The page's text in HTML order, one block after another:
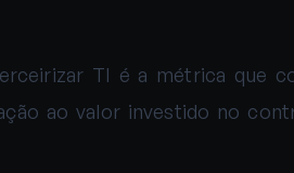
TI é a métrica que
ao valor investido no